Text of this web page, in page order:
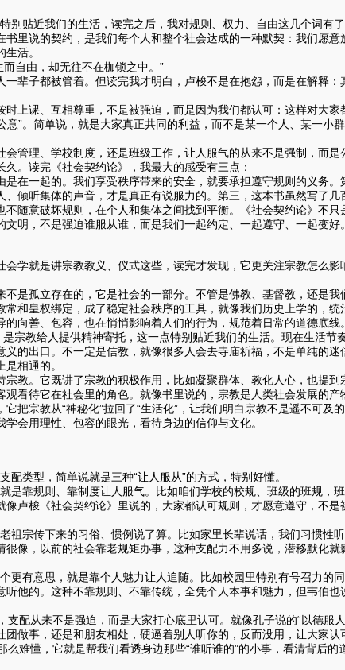
贴近我们的生活，读完之后，我对规则、权力、自由这几个词有
里说的契约，是我们每个人和整个社会达成的一种默契：我们愿
活。
自由，却无往不在枷锁之中。”
一辈子都被管着。但读完我才明白，卢梭不是在抱怨，而是在解释
上课、互相尊重，不是被强迫，而是因为我们都认可：这样对大家
”。简单说，就是大家真正共同的利益，而不是某一个人、某一小
管理、学校制度，还是班级工作，让人服气的从来不是强制，而
。读完《社会契约论》，我最大的感受有三点：
在一起的。我们享受秩序带来的安全，就要承担遵守规则的义务
倾听集体的声音，才是真正有说服力的。第三，这本书虽然写了几
不随意破坏规则，在个人和集体之间找到平衡。《社会契约论》不
明，不是强迫谁服从谁，而是我们一起约定、一起遵守、一起变好。
就是讲宗教教义、仪式这些，读完才发现，它更关注宗教怎么影
不是孤立存在的，它是社会的一部分。不管是佛教、基督教，还是
常和皇权绑定，成了稳定社会秩序的工具，就像我们历史上学的，
向善、包容，也在悄悄影响着人们的行为，规范着日常的道德底线。
教给人提供精神寄托，这一点特别贴近我们的生活。现在生活节
的出口。不一定是信教，就像很多人会去寺庙祈福，不是单纯的
相通的。
宗教。它既讲了宗教的积极作用，比如凝聚群体、教化人心，也提
看待它在社会里的角色。就像书里说的，宗教是人类社会发展的产
把宗教从“神秘化”拉回了“生活化”，让我们明白宗教不是遥不可
会用理性、包容的眼光，看待身边的信仰与文化。
类型，简单说就是三种“让人服从”的方式，特别好懂。
靠规则、靠制度让人服气。比如咱们学校的校规、班级的班规，
像卢梭《社会契约论》里说的，大家都认可规则，才愿意遵守，不
宗传下来的习俗、惯例说了算。比如家里长辈说话，我们习惯性
很像，以前的社会靠老规矩办事，这种支配力不用多说，潜移默化
有意思，就是靠个人魅力让人追随。比如校园里特别有号召力的
听他的。这种不靠规则、不靠传统，全凭个人本事和魅力，但韦伯
配从来不是强迫，而是大家打心底里认可。就像孔子说的“以德服
做事，还是和朋友相处，硬逼着别人听你的，反而没用，让大家认
难懂，它就是帮我们看透身边那些“谁听谁的”的小事，看清背后